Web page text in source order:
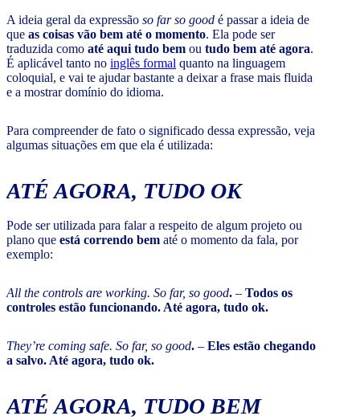
A ideia geral da expressão so far so good é passar a ideia de
que as coisas vão bem até o momento. Ela pode ser
traduzida como até aqui tudo bem ou tudo bem até agora.
É aplicável tanto no inglês formal quanto na linguagem
coloquial, e vai te ajudar bastante a deixar a frase mais fluida
e a mostrar domínio do idioma.
Para compreender de fato o significado dessa expressão, veja
algumas situações em que ela é utilizada:
ATÉ AGORA, TUDO OK
Pode ser utilizada para falar a respeito de algum projeto ou
plano que está correndo bem até o momento da fala, por
exemplo:
All the controls are working. So far, so good. – Todos os
controles estão funcionando. Até agora, tudo ok.
They’re coming safe. So far, so good. – Eles estão chegando
a salvo. Até agora, tudo ok.
ATÉ AGORA, TUDO BEM